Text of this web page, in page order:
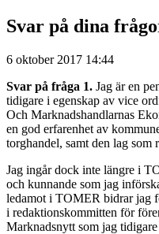
Svar på dina
6 oktober 2017 14:44
Svar på fråga 1. Jag är en
tidigare i egenskap av vice
Och Marknadshandlarnas
en god erfarenhet av
torghandel, samt den lag som
Jag ingår dock inte längre i
och kunnande som jag
ledamot i TOMER bidrar jag
i redaktionskommitten för
Marknadsnytt som jag